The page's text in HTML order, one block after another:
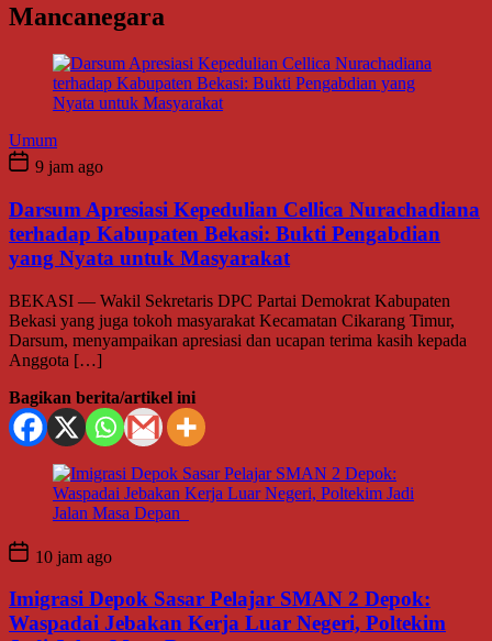
Mancanegara
Umum
9 jam ago
Darsum Apresiasi Kepedulian Cellica Nurachadiana
terhadap Kabupaten Bekasi: Bukti Pengabdian
yang Nyata untuk Masyarakat
BEKASI — Wakil Sekretaris DPC Partai Demokrat Kabupaten
Bekasi yang juga tokoh masyarakat Kecamatan Cikarang Timur,
Darsum, menyampaikan apresiasi dan ucapan terima kasih kepada
Anggota […]
Bagikan berita/artikel ini
10 jam ago
Imigrasi Depok Sasar Pelajar SMAN 2 Depok:
Waspadai Jebakan Kerja Luar Negeri, Poltekim